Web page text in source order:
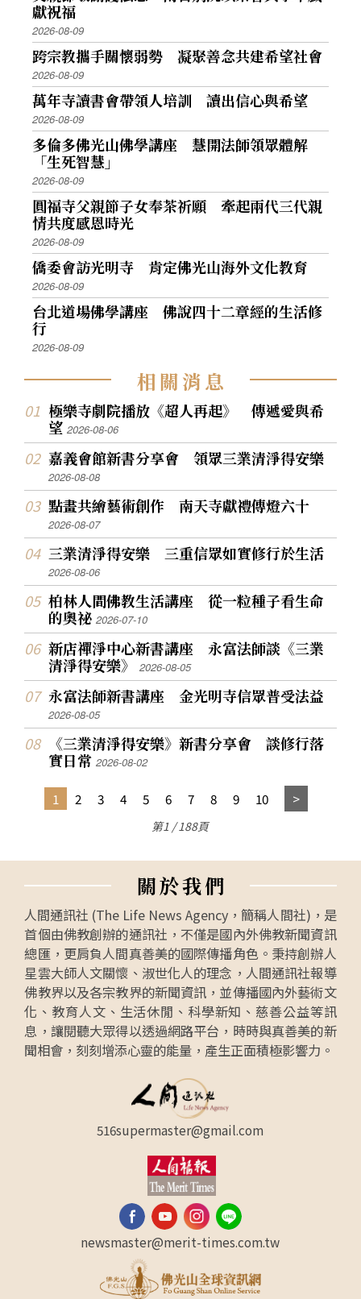
獻祝福
2026-08-09
跨宗教攜手關懷弱勢 凝聚善念共建希望社會
2026-08-09
萬年寺讀書會帶領人培訓 讀出信心與希望
2026-08-09
多倫多佛光山佛學講座 慧開法師領眾體解
「生死智慧」
2026-08-09
圓福寺父親節子女奉茶祈願 牽起兩代三代親
情共度感恩時光
2026-08-09
僑委會訪光明寺 肯定佛光山海外文化教育
2026-08-09
台北道場佛學講座 佛說四十二章經的生活修
行
2026-08-09
相關消息
極樂寺劇院播放《超人再起》 傳遞愛與希
望2026-08-06
嘉義會館新書分享會 領眾三業清淨得安樂
2026-08-08
點畫共繪藝術創作 南天寺獻禮傳燈六十
2026-08-07
三業清淨得安樂 三重信眾如實修行於生活
2026-08-06
柏林人間佛教生活講座 從一粒種子看生命
的奧祕2026-07-10
新店禪淨中心新書講座 永富法師談《三業
清淨得安樂》2026-08-05
永富法師新書講座 金光明寺信眾普受法益
2026-08-05
《三業清淨得安樂》新書分享會 談修行落
實日常2026-08-02
1 2 3 4 5 6 7 8 9 10
第1 / 188頁
關於我們
人間通訊社 (The Life News Agency，簡稱人間社)，是
首個由佛教創辦的通訊社，不僅是國內外佛教新聞資訊
總匯，更肩負人間真善美的國際傳播角色。秉持創辦人
星雲大師人文關懷、淑世化人的理念，人間通訊社報導
佛教界以及各宗教界的新聞資訊，並傳播國內外藝術文
化、教育人文、生活休閒、科學新知、慈善公益等訊
息，讓閱聽大眾得以透過網路平台，時時與真善美的新
聞相會，刻刻增添心靈的能量，產生正面積極影響力。
516supermaster@gmail.com
newsmaster@merit-times.com.tw